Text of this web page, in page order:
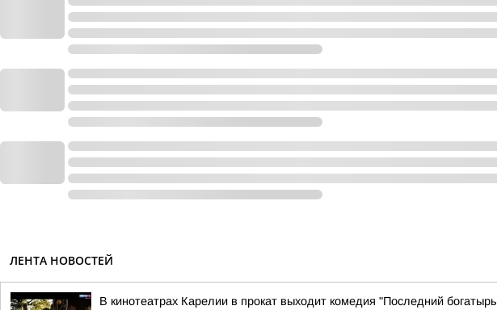
ЛЕНТА НОВОСТЕЙ
В кинотеатрах Карелии в прокат выходит комедия "Последний богатырь